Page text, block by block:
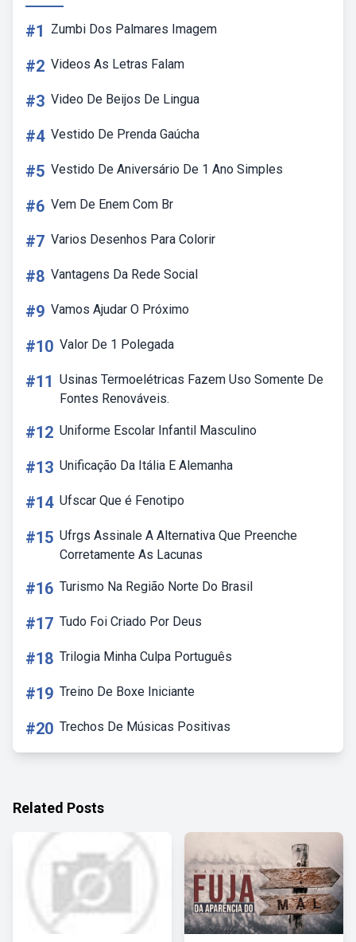
#1 Zumbi Dos Palmares Imagem
#2 Videos As Letras Falam
#3 Video De Beijos De Lingua
#4 Vestido De Prenda Gaúcha
#5 Vestido De Aniversário De 1 Ano Simples
#6 Vem De Enem Com Br
#7 Varios Desenhos Para Colorir
#8 Vantagens Da Rede Social
#9 Vamos Ajudar O Próximo
#10 Valor De 1 Polegada
#11 Usinas Termoelétricas Fazem Uso Somente De
Fontes Renováveis.
#12 Uniforme Escolar Infantil Masculino
#13 Unificação Da Itália E Alemanha
#14 Ufscar Que é Fenotipo
#15 Ufrgs Assinale A Alternativa Que Preenche
Corretamente As Lacunas
#16 Turismo Na Região Norte Do Brasil
#17 Tudo Foi Criado Por Deus
#18 Trilogia Minha Culpa Português
#19 Treino De Boxe Iniciante
#20 Trechos De Músicas Positivas
Related Posts